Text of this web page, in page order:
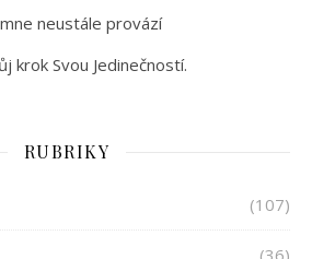
neustále provází
krok Svou Jedinečností.
RUBRIKY
(107)
(36)